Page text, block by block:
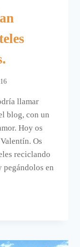
llamar
blog, con un
Hoy os
Os
reciclando
pegándolos en